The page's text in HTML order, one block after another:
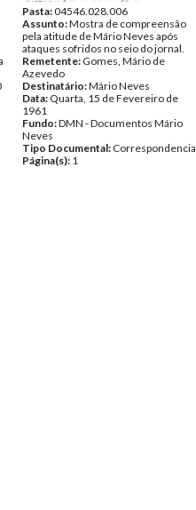
Pasta:04546.028.006
Assunto:Mostra de compreensão
pela atitude de Mário Neves após
ataques sofridos no seio do jornal.
Remetente: Gomes, Mário de
Azevedo
Destinatário:Mário Neves
Data: Quarta, 15 de Fevereiro de
1961
Fundo:DMN - Documentos Mário
Neves
Tipo Documental: Correspondencia
Página(s): 1